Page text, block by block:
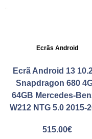
Ecrãs Android
Ecrã Android 13
Snapdragon 680
64GB Mercedes-
W212 NTG 5.0 2015-
515.00€